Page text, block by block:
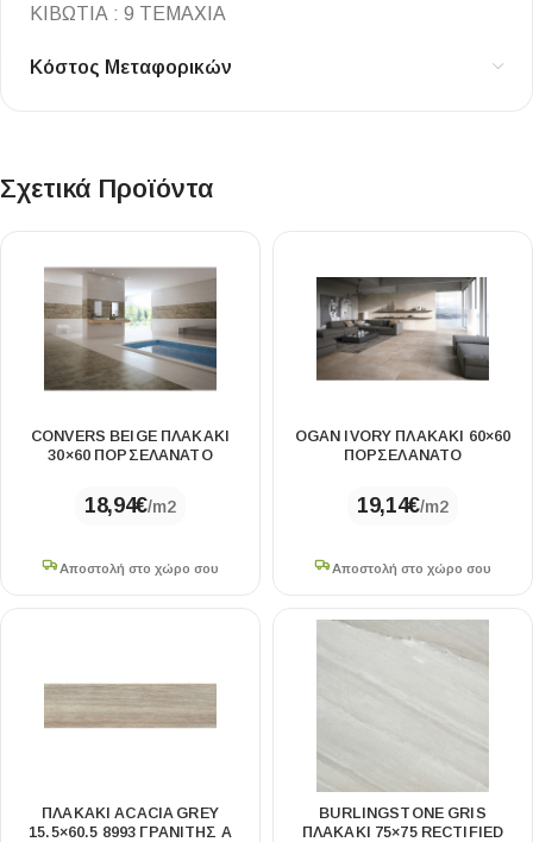
ΚΙΒΩΤΙΑ : 9 ΤΕΜΑΧΙΑ
Κόστος Μεταφορικών
Σχετικά Προϊόντα
CONVERS BEIGE ΠΛΑΚΑΚΙ
30×60 ΠΟΡΣΕΛΑΝΑΤΟ
18,94€/m2
Αποστολή στο χώρο σου
OGAN IVORY ΠΛΑΚΑΚΙ 60×60
ΠΟΡΣΕΛΑΝΑΤΟ
19,14€/m2
Αποστολή στο χώρο σου
ΠΛΑΚΑΚΙ ACACIA GREY
15.5×60.5 8993 ΓΡΑΝΙΤΗΣ Α
BURLINGSTONE GRIS
ΠΛΑΚΑΚΙ 75×75 RECTIFIED